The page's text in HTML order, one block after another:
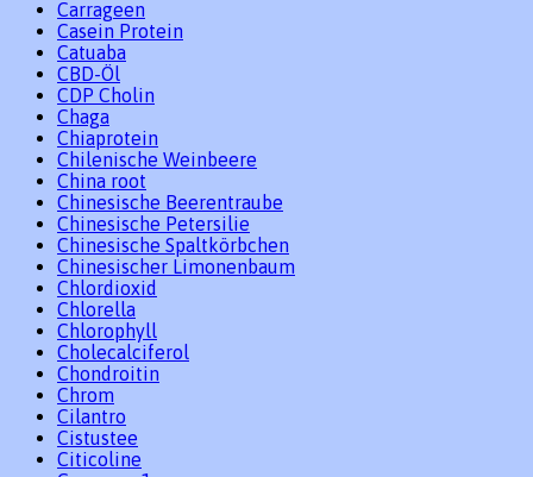
Carrageen
Casein Protein
Catuaba
CBD-Öl
CDP Cholin
Chaga
Chiaprotein
Chilenische Weinbeere
China root
Chinesische Beerentraube
Chinesische Petersilie
Chinesische Spaltkörbchen
Chinesischer Limonenbaum
Chlordioxid
Chlorella
Chlorophyll
Cholecalciferol
Chondroitin
Chrom
Cilantro
Cistustee
Citicoline